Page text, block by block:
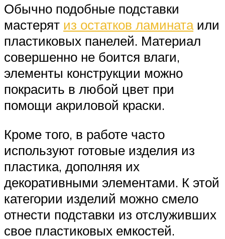
Обычно подобные подставки
мастерят из остатков ламинатаили
пластиковых панелей. Материал
совершенно не боится влаги,
элементы конструкции можно
покрасить в любой цвет при
помощи акриловой краски.
Кроме того, в работе часто
используют готовые изделия из
пластика, дополняя их
декоративными элементами. К этой
категории изделий можно смело
отнести подставки из отслуживших
свое пластиковых емкостей.